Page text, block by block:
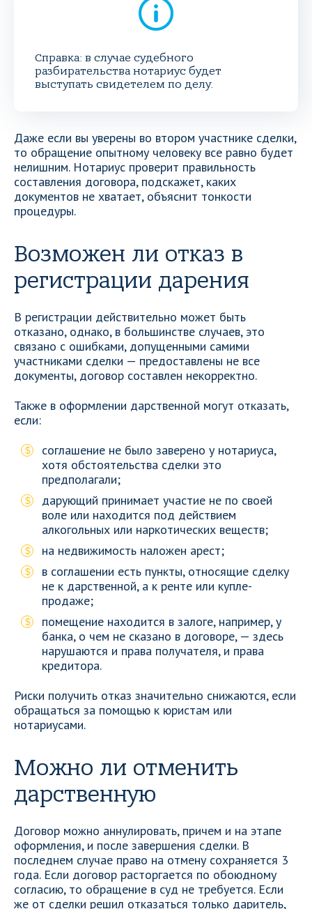
Справка: в случае судебного
разбирательства нотариус будет
выступать свидетелем по делу.
Даже если вы уверены во втором участнике сделки,
то обращение опытному человеку все равно будет
нелишним. Нотариус проверит правильность
составления договора, подскажет, каких
документов не хватает, объяснит тонкости
процедуры.
Возможен ли отказ в
регистрации дарения
В регистрации действительно может быть
отказано, однако, в большинстве случаев, это
связано с ошибками, допущенными самими
участниками сделки — предоставлены не все
документы, договор составлен некорректно.
Также в оформлении дарственной могут отказать,
если:
соглашение не было заверено у нотариуса,
хотя обстоятельства сделки это
предполагали;
дарующий принимает участие не по своей
воле или находится под действием
алкогольных или наркотических веществ;
на недвижимость наложен арест;
в соглашении есть пункты, относящие сделку
не к дарственной, а к ренте или купле-
продаже;
помещение находится в залоге, например, у
банка, о чем не сказано в договоре, — здесь
нарушаются и права получателя, и права
кредитора.
Риски получить отказ значительно снижаются, если
обращаться за помощью к юристам или
нотариусами.
Можно ли отменить
дарственную
Договор можно аннулировать, причем и на этапе
оформления, и после завершения сделки. В
последнем случае право на отмену сохраняется 3
года. Если договор расторгается по обоюдному
согласию, то обращение в суд не требуется. Если
же от сделки решил отказаться только даритель,